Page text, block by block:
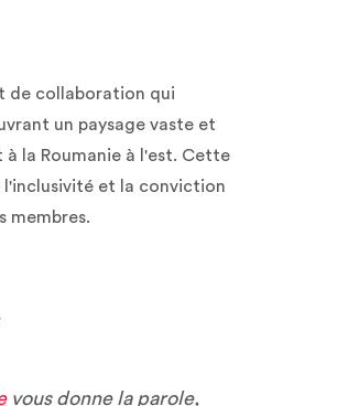
de collaboration qui
un paysage vaste et
la Roumanie à l'est. Cette
et la conviction
membres.
vous donne la parole,